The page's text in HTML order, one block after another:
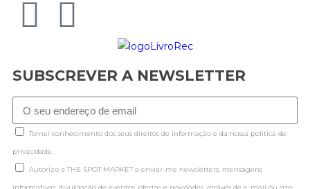
SUBSCREVER A NEWSLETTER
Tomei conhecimento dos seus direitos de informação e da nossa politica de
privacidade.
Autorizo a THE SPOT MARKET a enviar-me newsletters, mensagens